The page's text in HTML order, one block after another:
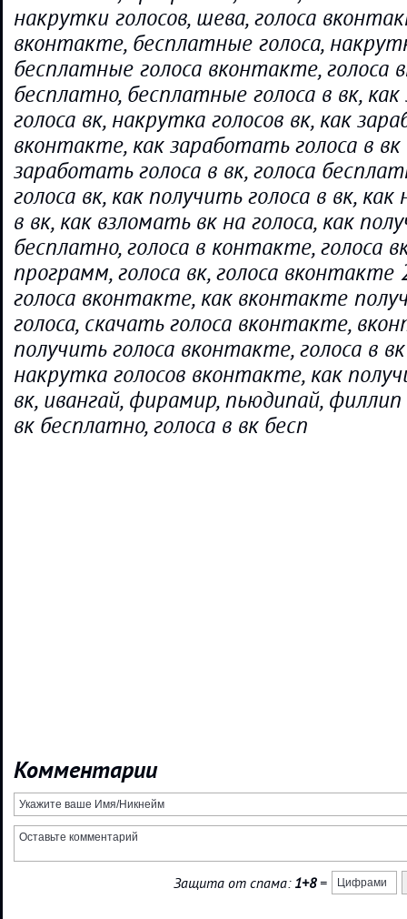
накрутки голосов, шева, голоса
вконтакте, бесплатные голоса,
бесплатные голоса вконтакте, голоса
бесплатно, бесплатные голоса в вк,
голоса вк, накрутка голосов вк, как
вконтакте, как заработать голоса в вк
заработать голоса в вк, голоса
голоса вк, как получить голоса в вк,
в вк, как взломать вк на голоса, как
бесплатно, голоса в контакте, голоса
программ, голоса вк, голоса вконтакте
голоса вконтакте, как вконтакте
голоса, скачать голоса вконтакте,
получить голоса вконтакте, голоса в
накрутка голосов вконтакте, как
вк, ивангай, фирамир, пьюдипай, филлип
вк бесплатно, голоса в вк бесп
Комментарии
Защита от спама: 1+8=